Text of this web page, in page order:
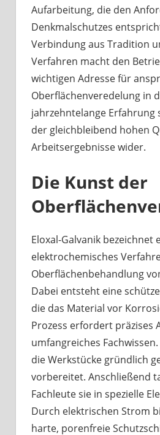
Aufarbeitung, die den
Denkmalschutzes
Verbindung aus Tradition
Verfahren macht den
wichtigen Adresse für
Oberflächenveredelung in
jahrzehntelange Erfahrung
der gleichbleibend hohen
Arbeitsergebnisse wider.
Die Kunst der
Eloxal-Galvanik bezeichnet
elektrochemisches
Oberflächenbehandlung
Dabei entsteht eine
die das Material vor
Prozess erfordert präzises
umfangreiches
die Werkstücke gründlich
vorbereitet. Anschließend
Fachleute sie in spezielle
Durch elektrischen Strom
harte, porenfreie